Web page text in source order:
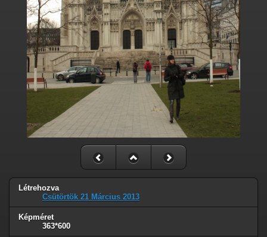
Létrehozva
Csütörtök 21 Március 2013
Képméret
363*600